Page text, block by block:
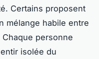
Certains proposent
mélange habile entre
personne
isolée du